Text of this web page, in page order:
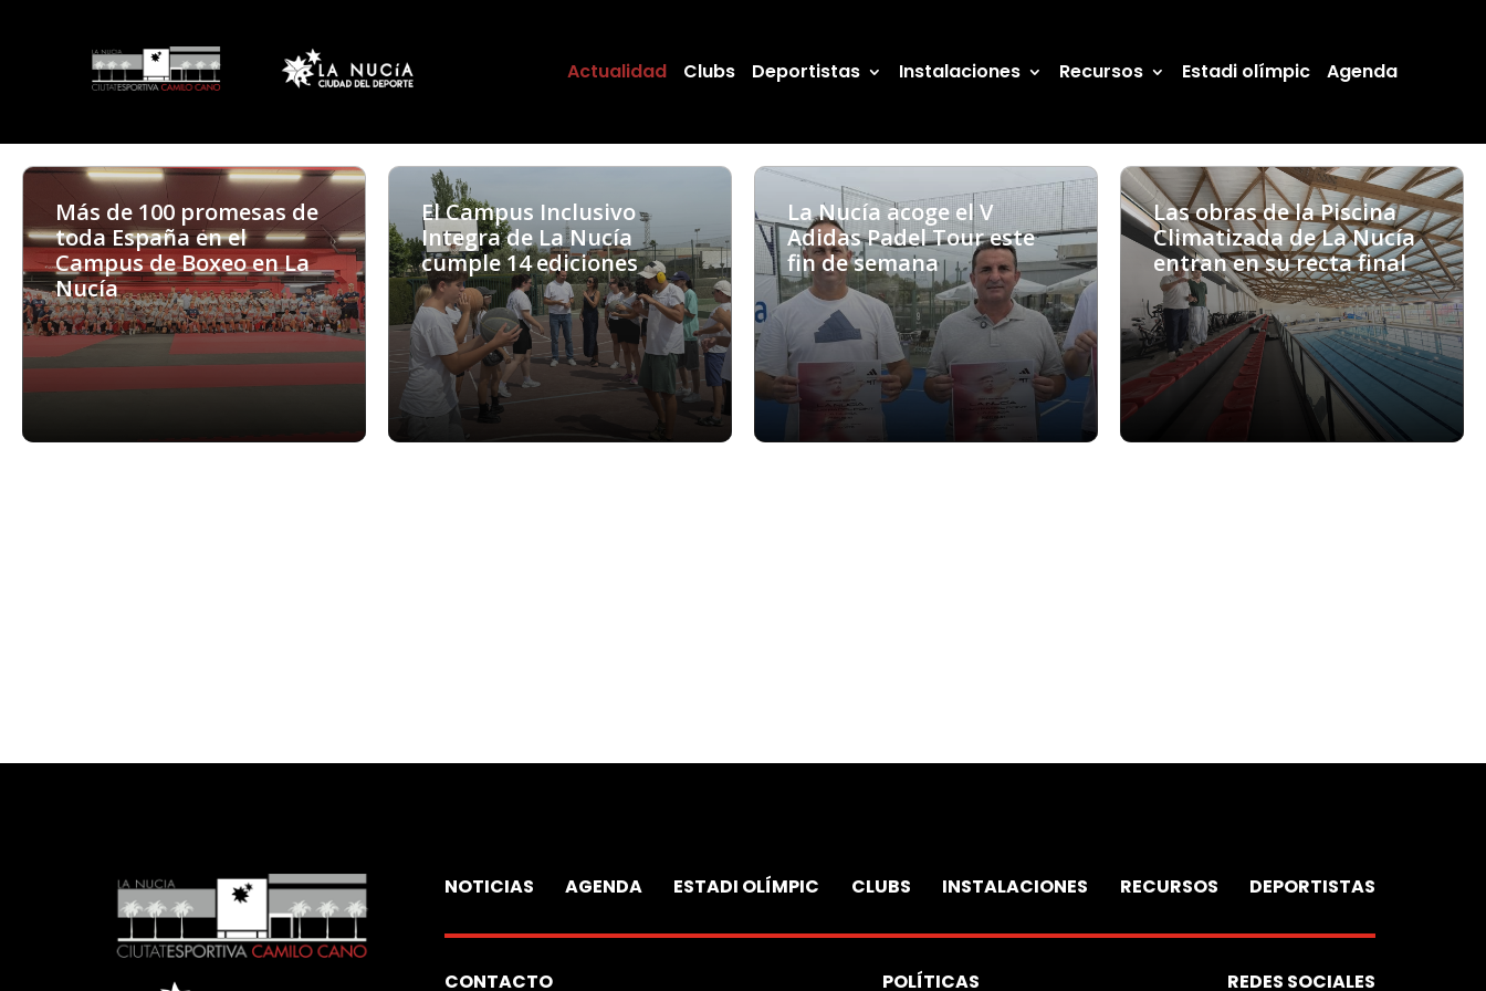
Actualidad Clubs Deportistas Instalaciones Recursos Estadi olímpic Agenda
Más de 100 promesas de
toda España en el
Campus de Boxeo en La
Nucía
El Campus Inclusivo
Integra de La Nucía
cumple 14 ediciones
La Nucía acoge el V
Adidas Padel Tour este
fin de semana
Las obras de la Piscina
Climatizada de La Nucía
entran en su recta final
NOTICIAS AGENDA ESTADI OLÍMPIC CLUBS INSTALACIONES RECURSOS DEPORTISTAS
CONTACTO POLÍTICAS REDES SOCIALES